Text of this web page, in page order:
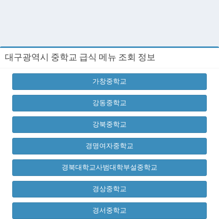
대구광역시 중학교 급식 메뉴 조회 정보
가창중학교
강동중학교
강북중학교
경명여자중학교
경북대학교사범대학부설중학교
경상중학교
경서중학교